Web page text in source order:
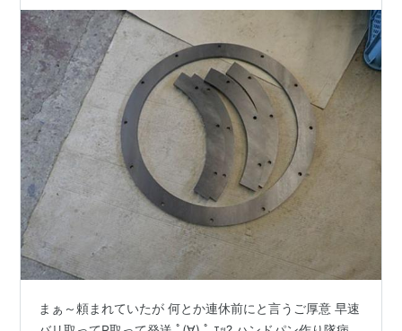
まぁ～頼まれていたが 何とか連休前にと言うご厚意 早速